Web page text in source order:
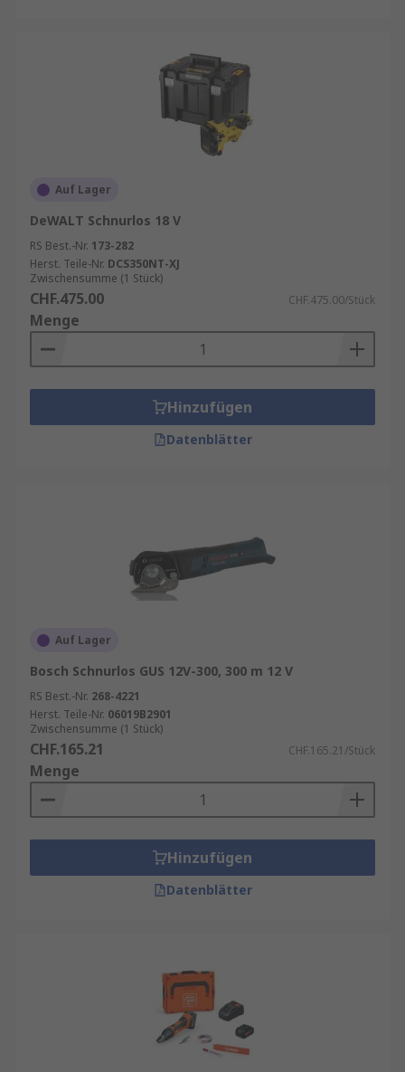
Auf Lager
DeWALT Schnurlos 18 V
RS Best.-Nr. 173-282
Herst. Teile-Nr. DCS350NT-XJ
Zwischensumme (1 Stück)
CHF.475.00 CHF.475.00/Stück
Menge
Hinzufügen
Datenblätter
Auf Lager
Bosch Schnurlos GUS 12V-300, 300 m 12 V
RS Best.-Nr. 268-4221
Herst. Teile-Nr. 06019B2901
Zwischensumme (1 Stück)
CHF.165.21 CHF.165.21/Stück
Menge
Hinzufügen
Datenblätter